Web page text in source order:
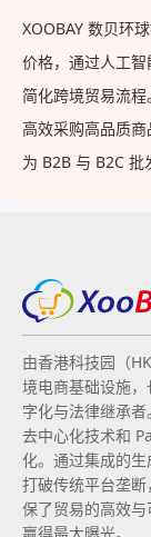
XOOBAY 数贝环
价格，通过人工智
简化跨境贸易流
高效采购高品质
为 B2B 与 B2C 批
由香港科技园（
境电商基础设施
字化与法律继承
去中心化技术和
化。通过集成的生
打破传统平台垄断
保了贸易的高效